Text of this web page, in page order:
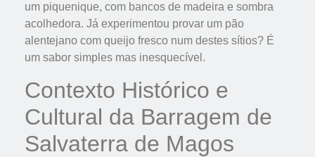
um piquenique, com bancos de madeira e sombra
acolhedora. Já experimentou provar um pão
alentejano com queijo fresco num destes sítios? É
um sabor simples mas inesquecível.
Contexto Histórico e
Cultural da Barragem de
Salvaterra de Magos